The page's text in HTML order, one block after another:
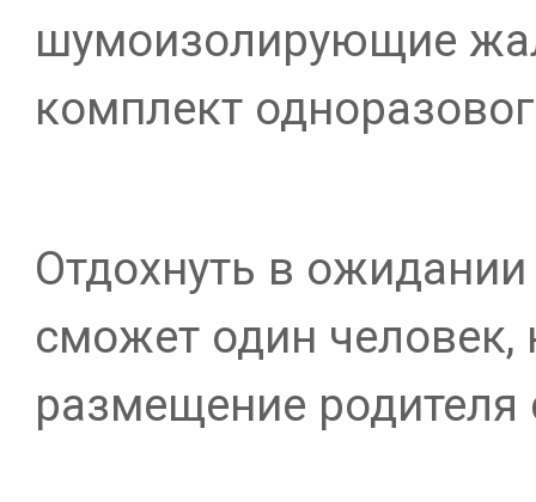
шумоизолирующие
комплект
Отдохнуть в
сможет один человек,
размещение родителя